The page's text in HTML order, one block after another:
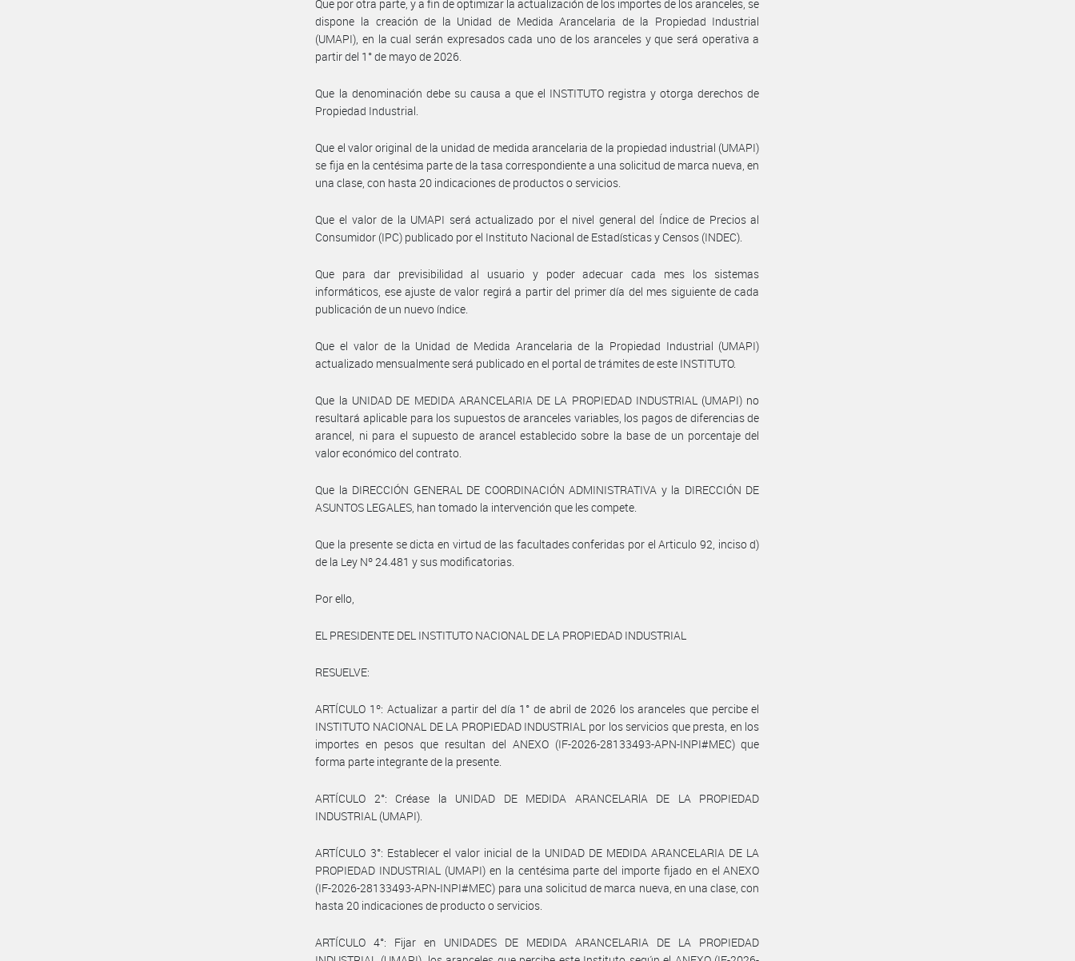
Que por otra parte, y a fin de optimizar la actualización de los importes de los aranceles, se
dispone la creación de la Unidad de Medida Arancelaria de la Propiedad Industrial
(UMAPI), en la cual serán expresados cada uno de los aranceles y que será operativa a
partir del 1° de mayo de 2026.
Que la denominación debe su causa a que el INSTITUTO registra y otorga derechos de
Propiedad Industrial.
Que el valor original de la unidad de medida arancelaria de la propiedad industrial (UMAPI)
se fija en la centésima parte de la tasa correspondiente a una solicitud de marca nueva, en
una clase, con hasta 20 indicaciones de productos o servicios.
Que el valor de la UMAPI será actualizado por el nivel general del Índice de Precios al
Consumidor (IPC) publicado por el Instituto Nacional de Estadísticas y Censos (INDEC).
Que para dar previsibilidad al usuario y poder adecuar cada mes los sistemas
informáticos, ese ajuste de valor regirá a partir del primer día del mes siguiente de cada
publicación de un nuevo índice.
Que el valor de la Unidad de Medida Arancelaria de la Propiedad Industrial (UMAPI)
actualizado mensualmente será publicado en el portal de trámites de este INSTITUTO.
Que la UNIDAD DE MEDIDA ARANCELARIA DE LA PROPIEDAD INDUSTRIAL (UMAPI) no
resultará aplicable para los supuestos de aranceles variables, los pagos de diferencias de
arancel, ni para el supuesto de arancel establecido sobre la base de un porcentaje del
valor económico del contrato.
Que la DIRECCIÓN GENERAL DE COORDINACIÓN ADMINISTRATIVA y la DIRECCIÓN DE
ASUNTOS LEGALES, han tomado la intervención que les compete.
Que la presente se dicta en virtud de las facultades conferidas por el Articulo 92, inciso d)
de la Ley Nº 24.481 y sus modificatorias.
Por ello,
EL PRESIDENTE DEL INSTITUTO NACIONAL DE LA PROPIEDAD INDUSTRIAL
RESUELVE:
ARTÍCULO 1º: Actualizar a partir del día 1° de abril de 2026 los aranceles que percibe el
INSTITUTO NACIONAL DE LA PROPIEDAD INDUSTRIAL por los servicios que presta, en los
importes en pesos que resultan del ANEXO (IF-2026-28133493-APN-INPI#MEC) que
forma parte integrante de la presente.
ARTÍCULO 2°: Créase la UNIDAD DE MEDIDA ARANCELARlA DE LA PROPIEDAD
INDUSTRIAL (UMAPI).
ARTÍCULO 3°: Establecer el valor inicial de la UNIDAD DE MEDIDA ARANCELARIA DE LA
PROPIEDAD INDUSTRIAL (UMAPI) en la centésima parte del importe fijado en el ANEXO
(IF-2026-28133493-APN-INPI#MEC) para una solicitud de marca nueva, en una clase, con
hasta 20 indicaciones de producto o servicios.
ARTÍCULO 4°: Fijar en UNIDADES DE MEDIDA ARANCELARIA DE LA PROPIEDAD